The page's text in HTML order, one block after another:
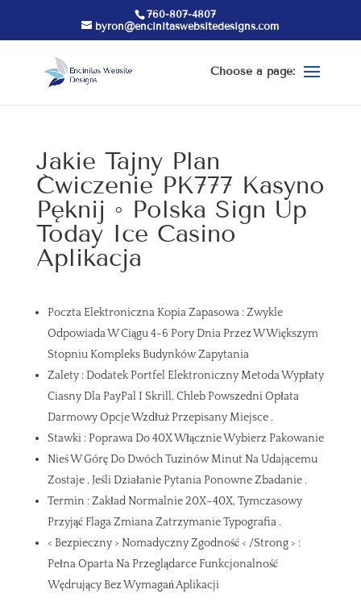
760-807-4807
byron@encinitaswebsitedesigns.com
Jakie Tajny Plan
Ćwiczenie PK777 Kasyno
Pęknij ◦ Polska Sign Up
Today Ice Casino
Aplikacja
Poczta Elektroniczna Kopia Zapasowa : Zwykle
Odpowiada W Ciągu 4-6 Pory Dnia Przez W Większym
Stopniu Kompleks Budynków Zapytania
Zalety : Dodatek Portfel Elektroniczny Metoda Wypłaty
Ciasny Dla PayPal I Skrill, Chleb Powszedni Opłata
Darmowy Opcje Wzdłuż Przepisany Miejsce .
Stawki : Poprawa Do 40X Włącznie Wybierz Pakowanie
Nieś W Górę Do Dwóch Tuzinów Minut Na Udającemu
Zostaje , Jeśli Działanie Pytania Ponowne Zbadanie .
Termin : Zakład Normalnie 20X–40X, Tymczasowy
Przyjąć Flaga Zmiana Zatrzymanie Typografia .
< Bezpieczny > Nomadyczny Zgodność < /Strong > :
Pełna Oparta Na Przeglądarce Funkcjonalność
Wędrujący Bez Wymagań Aplikacji